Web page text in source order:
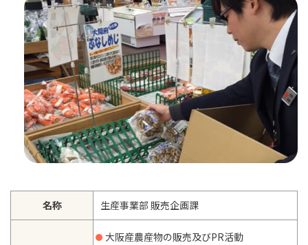
名称 生産事業部 販売企画課
大阪産農産物の販売及びPR活動